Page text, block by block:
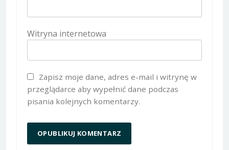
Witryna internetowa
Zapisz moje dane, adres e-mail i witrynę w
przeglądarce aby wypełnić dane podczas
pisania kolejnych komentarzy.